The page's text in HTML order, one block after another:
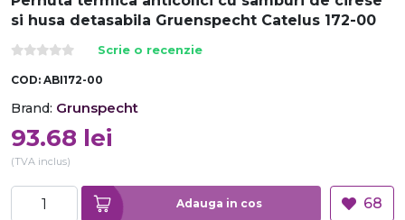
si husa detasabila Gruenspecht Catelus 172-00
Scrie o recenzie
COD: ABI172-00
Brand: Grunspecht
93.68 lei
(TVA inclus)
Adauga in cos 68